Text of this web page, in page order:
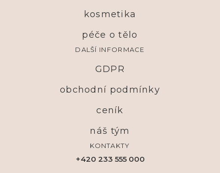
kosmetika
péče o tělo
DALŠÍ INFORMACE
GDPR
obchodní podmínky
ceník
náš tým
KONTAKTY
+420 233 555 000